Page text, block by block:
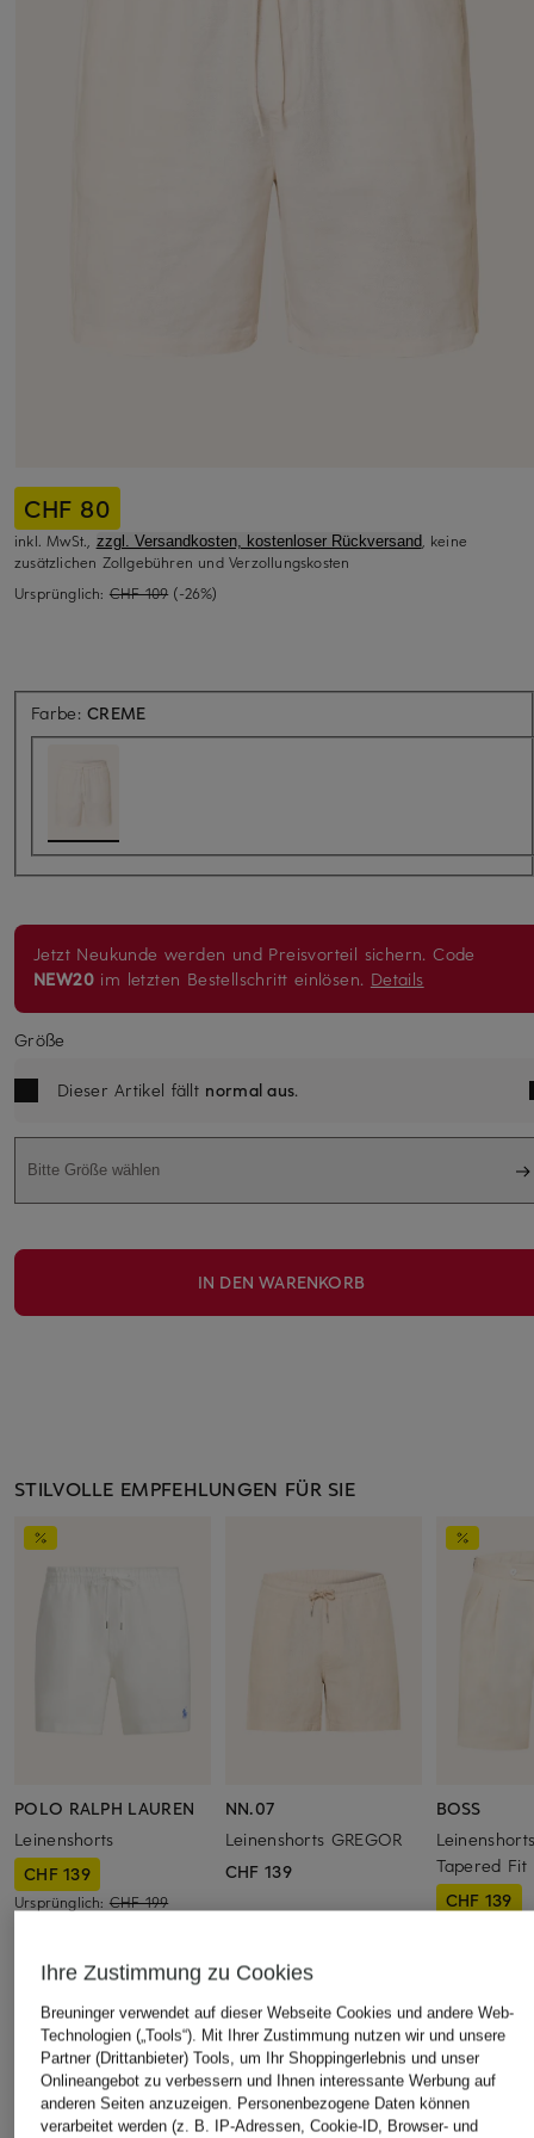
CHF 80
inkl. MwSt., zzgl. Versandkosten, kostenloser Rückversand, keine
zusätzlichen Zollgebühren und Verzollungskosten
Ursprünglich: CHF 109 (-26%)
Farbe:CREME
Jetzt Neukunde werden und Preisvorteil sichern. Code
NEW20 im letzten Bestellschritt einlösen. Details
Größe
Dieser Artikel fällt normal aus.
Bitte Größe wählen
IN DEN WARENKORB
STILVOLLE EMPFEHLUNGEN FÜR SIE
POLO RALPH LAUREN
Leinenshorts
CHF 139
Ursprünglich:CHF 199
NN.07
Leinenshorts GREGOR
CHF 139
BOSS
Tapered Fit
CHF 139
ÄHNLICHE ARTIKEL ENTDECKEN
Ihre Zustimmung zu Cookies
Breuninger verwendet auf dieser Webseite Cookies und andere Web-
Technologien („Tools“). Mit Ihrer Zustimmung nutzen wir und unsere
Partner (Drittanbieter) Tools, um Ihr Shoppingerlebnis und unser
Onlineangebot zu verbessern und Ihnen interessante Werbung auf
anderen Seiten anzuzeigen. Personenbezogene Daten können
verarbeitet werden (z. B. IP-Adressen, Cookie-ID, Browser- und